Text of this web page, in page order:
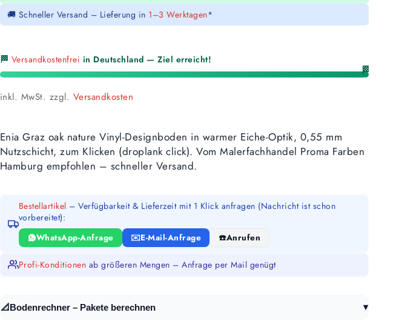
🚚 Schneller Versand – Lieferung in 1–3 Werktagen*
🏁 Versandkostenfrei in Deutschland — Ziel erreicht!
🏁
inkl. MwSt. zzgl. Versandkosten
Enia Graz oak nature Vinyl-Designboden in warmer Eiche-Optik, 0,55 mm
Nutzschicht, zum Klicken (droplank click). Vom Malerfachhandel Proma Farben
Hamburg empfohlen – schneller Versand.
Bestellartikel – Verfügbarkeit & Lieferzeit mit 1 Klick anfragen (Nachricht ist schon
vorbereitet):
WhatsApp-Anfrage E-Mail-Anfrage Anrufen
Profi-Konditionen ab größeren Mengen – Anfrage per Mail genügt
📐Bodenrechner – Pakete berechnen ▾